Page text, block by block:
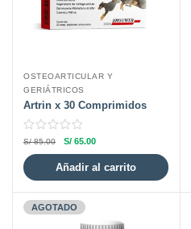
OSTEOARTICULAR Y
GERIÁTRICOS
Artrin x 30 Comprimidos
S/85.00 S/ 65.00
Añadir al carrito
AGOTADO